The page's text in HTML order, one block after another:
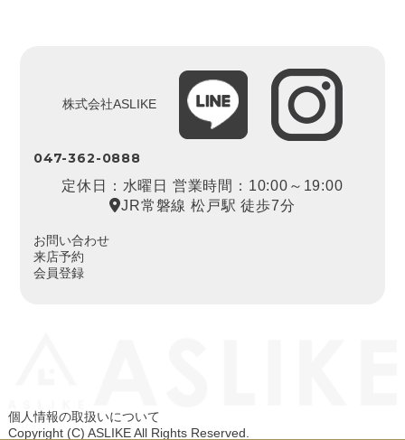
株式会社ASLIKE
047-362-0888
定休日：水曜日 営業時間：10:00～19:00
JR常磐線 松戸駅 徒歩7分
お問い合わせ
来店予約
会員登録
個人情報の取扱いについて
Copyright (C) ASLIKE All Rights Reserved.